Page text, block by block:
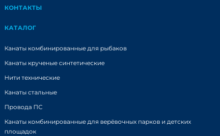
КОНТАКТЫ
КАТАЛОГ
Канаты комбинированные для рыбаков
Канаты крученые синтетические
Нити технические
Канаты стальные
Провода ПС
Канаты комбинированные для верёвочных парков и детских
площадок